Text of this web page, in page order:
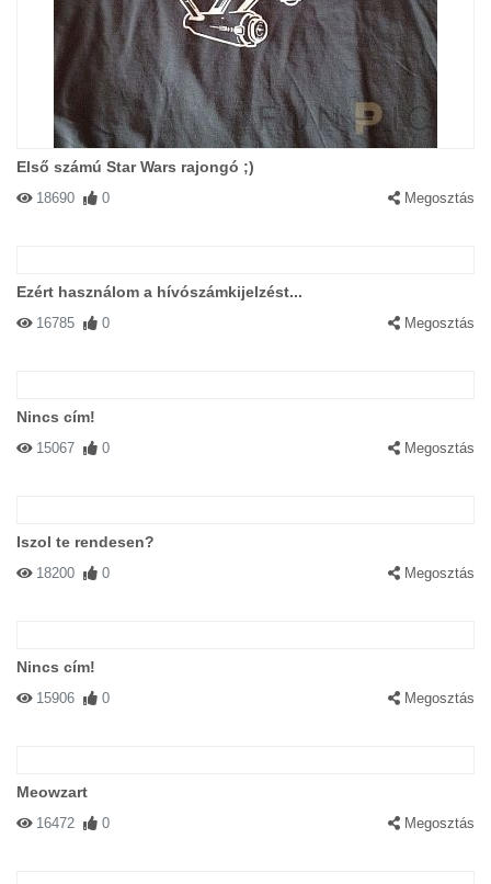
Első számú Star Wars rajongó ;)
18690 0 Megosztás
Ezért használom a hívószámkijelzést...
16785 0 Megosztás
Nincs cím!
15067 0 Megosztás
Iszol te rendesen?
18200 0 Megosztás
Nincs cím!
15906 0 Megosztás
Meowzart
16472 0 Megosztás